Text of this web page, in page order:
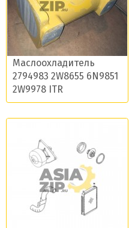
Маслоохладитель
2794983 2W8655 6N9851
2W9978 ITR